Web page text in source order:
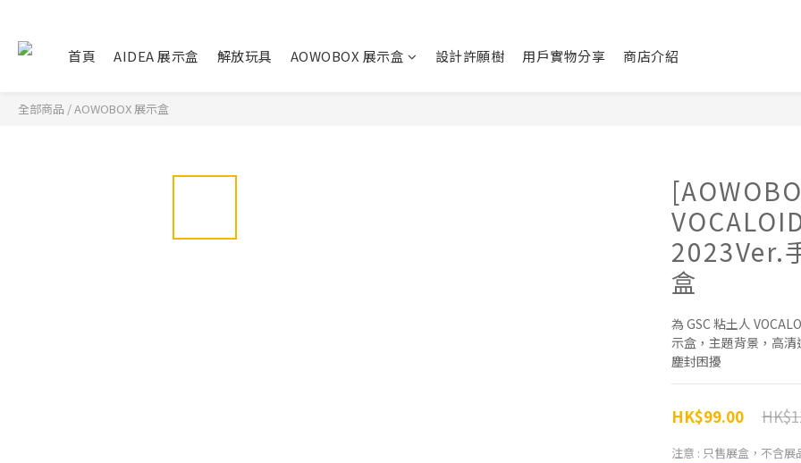
首頁 AIDEA 展示盒 解放玩具 AOWOBOX 展示盒 設計許願樹 用戶實物分享 商店介紹
全部商品 /AOWOBOX 展示盒
2023Ver.
盒
為 GSC 粘土人
示盒，主題背景，高
塵封困擾
HK$99.00
注意 : 只售展盒，不含展